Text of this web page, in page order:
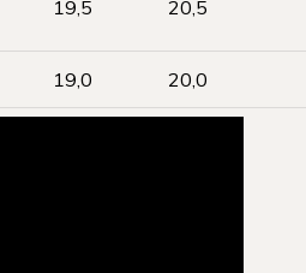
19,5 20,5
19,0 20,0